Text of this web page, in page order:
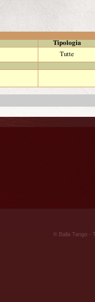
Tipologia
Tutte
® Balla Tango -